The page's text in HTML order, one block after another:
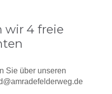
wir 4 freie
Sie über unseren